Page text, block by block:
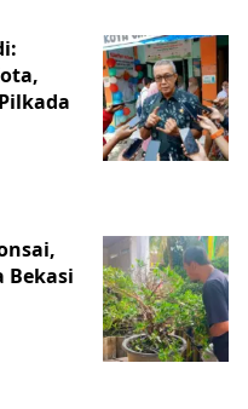
Bekasi